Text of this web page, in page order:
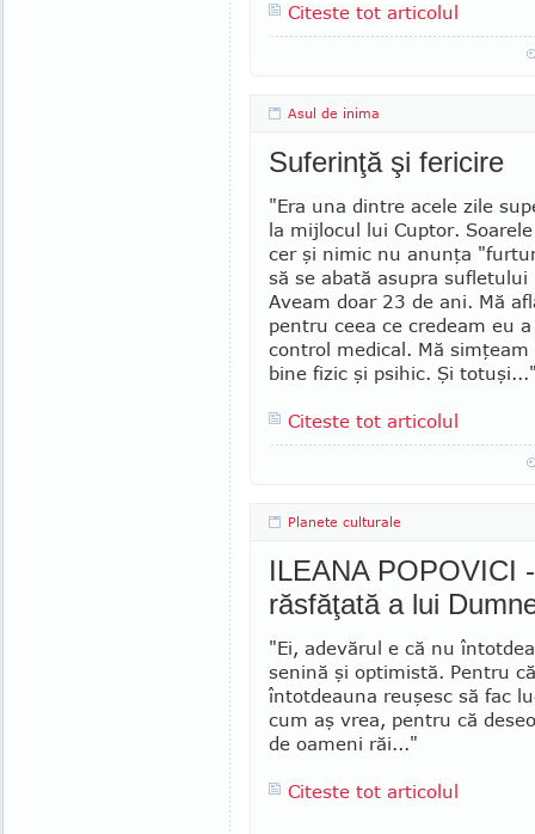
Citeste tot articolul
Asul de inima
Suferinţă şi fericire
"Era una dintre acele zile
la mij­locul lui Cuptor.
cer şi nimic nu anunţa
să se abată asupra
Aveam doar 23 de ani. Mă
pentru ceea ce credeam eu
control medical. Mă simţeam
bine fizic şi psihic. Şi
Citeste tot articolul
Planete culturale
ILEANA POPOVICI
răsfăţată a lui
"Ei, adevărul e că nu
senină şi optimistă. Pentru
întotdeauna reuşesc să fac
cum aş vrea, pentru că
de oameni răi..."
Citeste tot articolul